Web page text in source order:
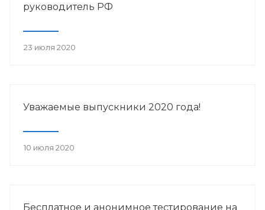
руководитель РФ
23 июля 2020
Уважаемые выпускники 2020 года!
10 июля 2020
Бесплатное и анонимное тестирование на